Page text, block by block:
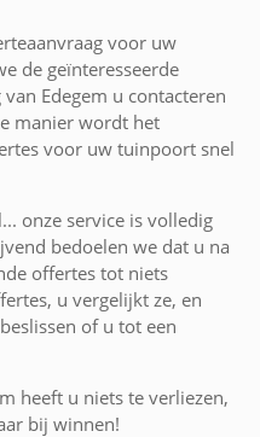
voor uw
de geïnteresseerde
Edegem u contacteren
manier wordt het
voor uw tuinpoort snel
onze service is volledig
bedoelen we dat u na
offertes tot niets
u vergelijkt ze, en
of u tot een
heeft u niets te verliezen,
bij winnen!